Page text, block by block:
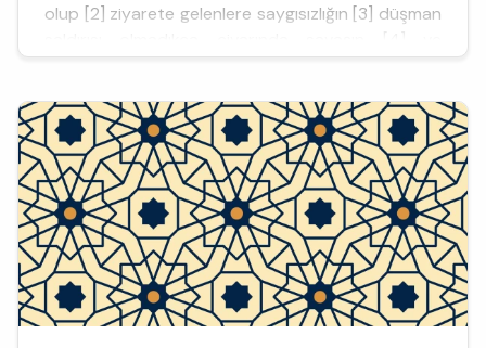
olup [2] ziyarete gelenlere saygısızlığın [3] düşman
müşriklerin yaklaşmalarının yasaklandığı [5] ilahi
isteyenleri engelleyenler Kur’an’da acı verici bir
azapla...